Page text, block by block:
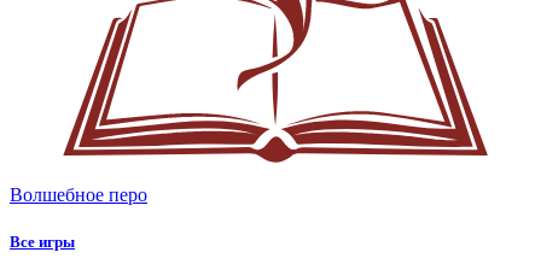
Волшебное перо
Все игры